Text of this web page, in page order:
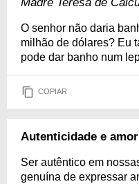
O senhor não daria
milhão de dólares? Eu
pode dar banho num
COPIAR
Autenticidade e
Ser autêntico em
genuína de expressar